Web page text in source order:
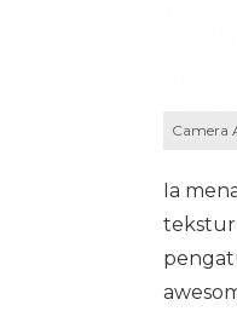
Camera
Ia
tekstur